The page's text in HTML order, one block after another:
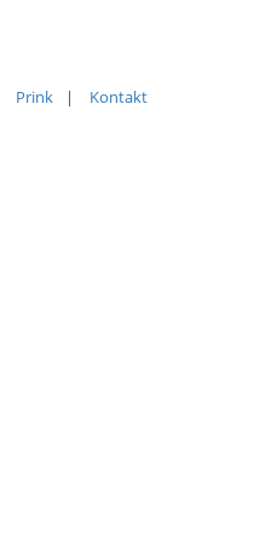
Prink | Kontakt